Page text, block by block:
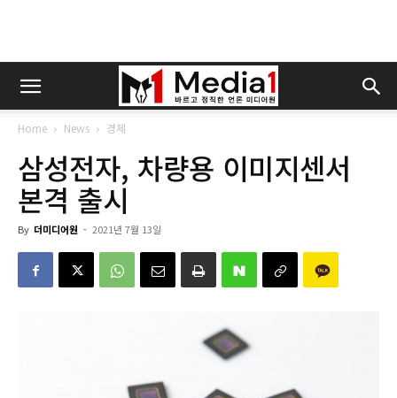
Home News 경제
삼성전자, 차량용 이미지센서
본격 출시
By 더미디어원 - 2021년 7월 13일